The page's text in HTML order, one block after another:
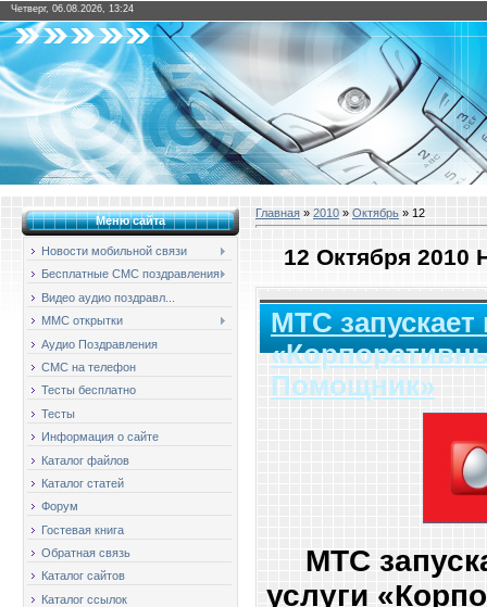
Четверг, 06.08.2026, 13:24
Меню сайта
Новости мобильной связи
Бесплатные СМС поздравления
Видео аудио поздравл...
ММС открытки
Аудио Поздравления
СМС на телефон
Тесты бесплатно
Тесты
Информация о сайте
Каталог файлов
Каталог статей
Форум
Гостевая книга
Обратная связь
Каталог сайтов
Каталог ссылок
Главная » 2010 » Октябрь » 12
12 Октября 2010
МТС
Помощник»
МТС
услуги